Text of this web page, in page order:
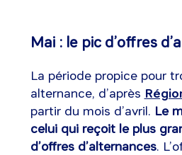
Mai : le pic d’offres
La période propice pour
alternance, d’après
partir du mois d’avril. Le
celui qui reçoit le plus
d’offres d’alternances.